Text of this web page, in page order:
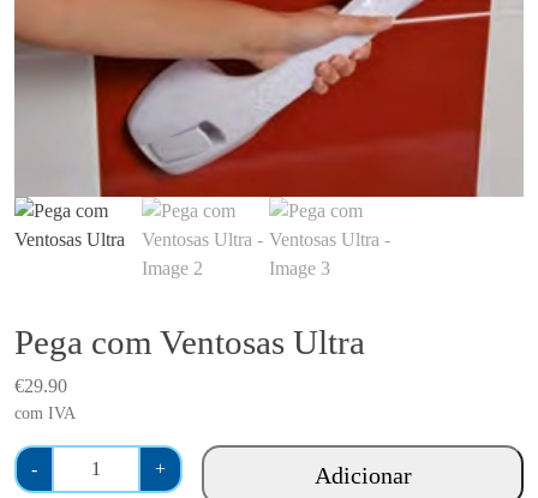
Pega com Ventosas Ultra
€29.90
com IVA
-
Q
u
+ Adicionar